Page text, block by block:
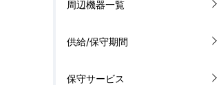
周辺機器一覧
供給/保守期間
保守サービス